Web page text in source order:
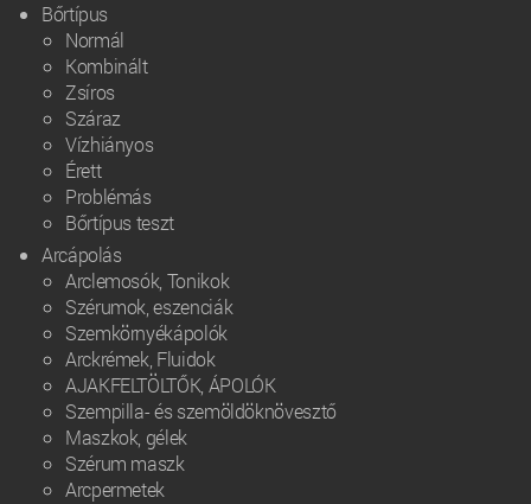
Bőrtípus
Normál
Kombinált
Zsíros
Száraz
Vízhiányos
Érett
Problémás
Bőrtípus teszt
Arcápolás
Arclemosók, Tonikok
Szérumok, eszenciák
Szemkörnyékápolók
Arckrémek, Fluidok
AJAKFELTÖLTŐK, ÁPOLÓK
Szempilla- és szemöldöknövesztő
Maszkok, gélek
Szérum maszk
Arcpermetek